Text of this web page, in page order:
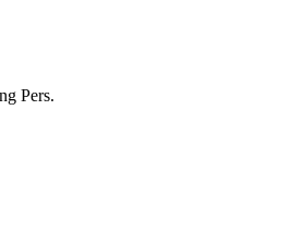
Pers.